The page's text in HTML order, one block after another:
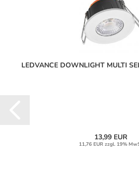
LEDVANCE DOWNLIGHT MULTI
13,99 EUR
11,76 EUR zzgl. 19%